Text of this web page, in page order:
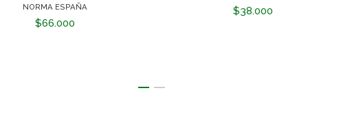
NORMA ESPAÑA
$66.000
$38.000